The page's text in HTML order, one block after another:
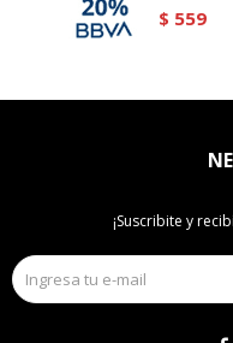
$ 559
¡Suscribite y